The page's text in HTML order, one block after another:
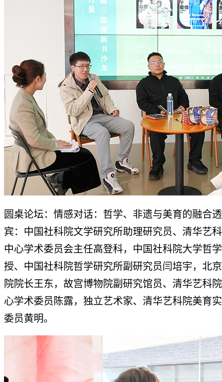
圆桌论坛：情感对话：哲学、非遗与美育的融合
宾：中国社科院文学研究所助理研究员、清华艺
中心学术委员会主任高登科，中国社科院大学哲
授、中国社科院哲学研究所副研究员闫培宇，北
院院长王东，故宫博物院副研究馆员、清华艺科
心学术委员陈露，独立艺术家、清华艺科院美育
委员黄明。